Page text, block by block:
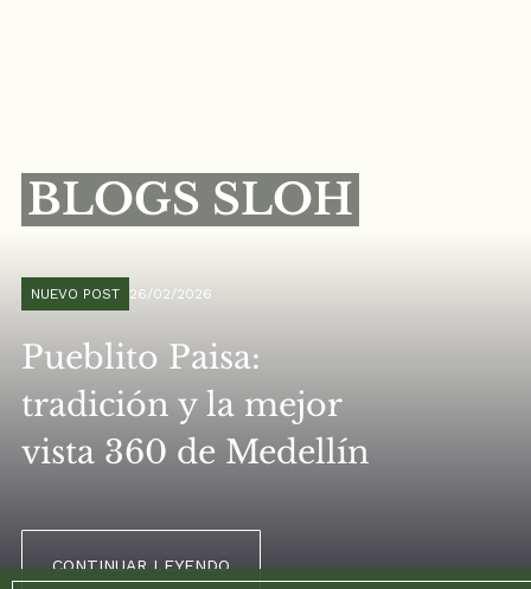
BLOGS SLOH
NUEVO POST 26/02/2026
Pueblito Paisa:
tradición y la mejor
vista 360 de Medellín
CONTINUAR LEYENDO